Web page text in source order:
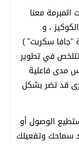
معنا
، و
"جافا سكربت" )
تتلخص في تطوير
مدى فاعلية
قد تضر بشكل
الوصول أو
سماحك وتفعيلك